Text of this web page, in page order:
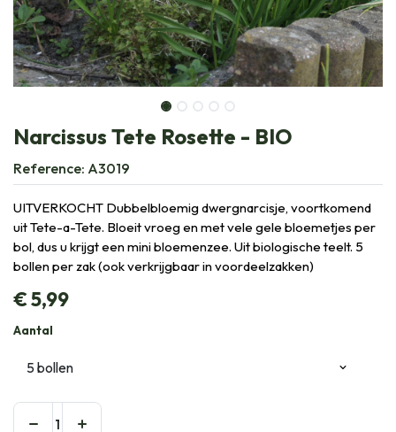
Narcissus Tete Rosette - BIO
Reference: A3019
UITVERKOCHT Dubbelbloemig dwergnarcisje, voortkomend
uit Tete-a-Tete. Bloeit vroeg en met vele gele bloemetjes per
bol, dus u krijgt een mini bloemenzee. Uit biologische teelt. 5
bollen per zak (ook verkrijgbaar in voordeelzakken)
€5,99
Aantal